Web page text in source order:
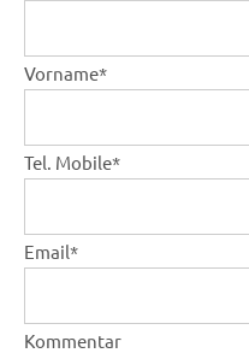
Vorname*
Tel. Mobile*
Email*
Kommentar